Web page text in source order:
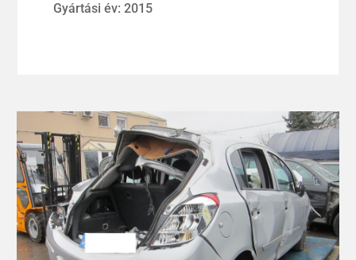
Gyártási év: 2015